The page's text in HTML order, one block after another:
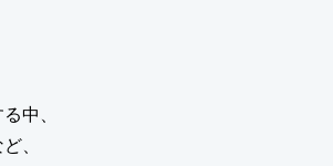
中、
、